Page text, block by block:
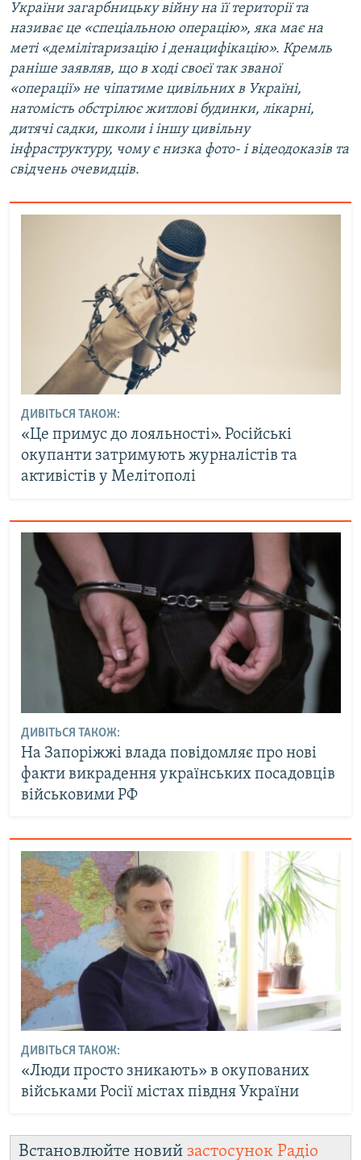
України загарбницьку війну на її території та
називає це «спеціальною операцію», яка має на
меті «демілітаризацію і денацифікацію». Кремль
раніше заявляв, що в ході своєї так званої
«операції» не чіпатиме цивільних в Україні,
натомість обстрілює житлові будинки, лікарні,
дитячі садки, школи і іншу цивільну
інфраструктуру, чому є низка фото- і відеодоказів та
свідчень очевидців.
ДИВІТЬСЯ ТАКОЖ:
«Це примус до лояльності». Російські
окупанти затримують журналістів та
активістів у Мелітополі
ДИВІТЬСЯ ТАКОЖ:
На Запоріжжі влада повідомляє про нові
факти викрадення українських посадовців
військовими РФ
ДИВІТЬСЯ ТАКОЖ:
«Люди просто зникають» в окупованих
військами Росії містах півдня України
Встановлюйте новий застосунок Радіо